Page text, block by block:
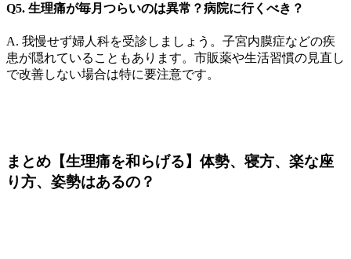
Q5. 生理痛が毎月つらいのは異常？病院に行くべき？
A. 我慢せず婦人科を受診しましょう。子宮内膜症などの疾
患が隠れていることもあります。市販薬や生活習慣の見直し
で改善しない場合は特に要注意です。
まとめ【生理痛を和らげる】体勢、寝方、楽な座
り方、姿勢はあるの？